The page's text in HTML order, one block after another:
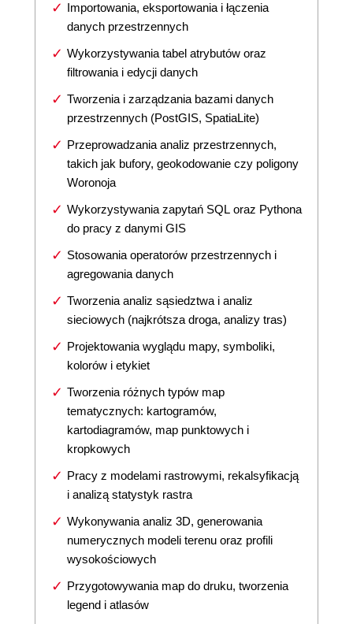
Importowania, eksportowania i łączenia
danych przestrzennych
Wykorzystywania tabel atrybutów oraz
filtrowania i edycji danych
Tworzenia i zarządzania bazami danych
przestrzennych (PostGIS, SpatiaLite)
Przeprowadzania analiz przestrzennych,
takich jak bufory, geokodowanie czy poligony
Woronoja
Wykorzystywania zapytań SQL oraz Pythona
do pracy z danymi GIS
Stosowania operatorów przestrzennych i
agregowania danych
Tworzenia analiz sąsiedztwa i analiz
sieciowych (najkrótsza droga, analizy tras)
Projektowania wyglądu mapy, symboliki,
kolorów i etykiet
Tworzenia różnych typów map
tematycznych: kartogramów,
kartodiagramów, map punktowych i
kropkowych
Pracy z modelami rastrowymi, rekalsyfikacją
i analizą statystyk rastra
Wykonywania analiz 3D, generowania
numerycznych modeli terenu oraz profili
wysokościowych
Przygotowywania map do druku, tworzenia
legend i atlasów